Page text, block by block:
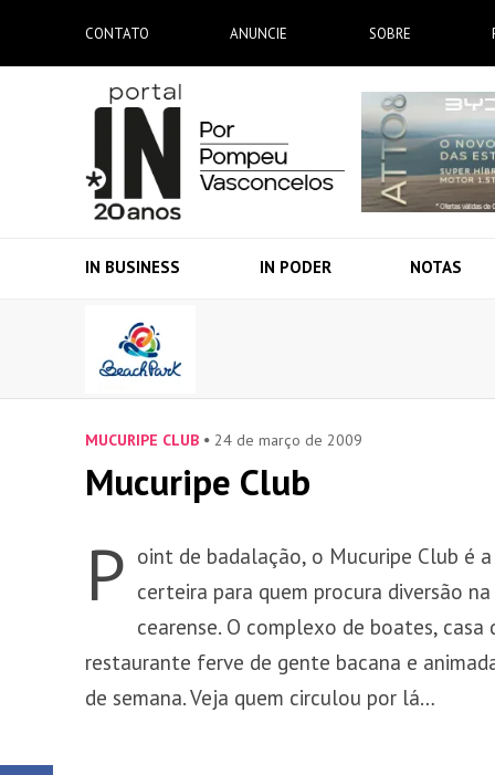
CONTATO ANUNCIE SOBRE
IN BUSINESS IN PODER NOTAS
MUCURIPE CLUB 24 de março de 2009
Mucuripe Club
P oint de badalação, o Mucuripe Club é
certeira para quem procura diversão
cearense. O complexo de boates, casa
restaurante ferve de gente bacana e
de semana. Veja quem circulou por lá…